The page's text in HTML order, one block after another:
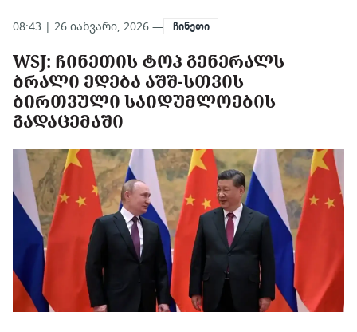
08:43 | 26 იანვარი, 2026 — ჩინეთი
WSJ: ᲩᲘᲜᲔᲗᲘᲡ ᲢᲝᲞ ᲒᲔᲜᲔᲠᲐᲚᲡ
ᲑᲠᲐᲚᲘ ᲔᲓᲔᲑᲐ ᲐᲨᲨ-ᲡᲗᲕᲘᲡ
ᲑᲘᲠᲗᲕᲣᲚᲘ ᲡᲐᲘᲓᲣᲛᲚᲝᲔᲑᲘᲡ
ᲒᲐᲓᲐᲪᲔᲛᲐᲨᲘ